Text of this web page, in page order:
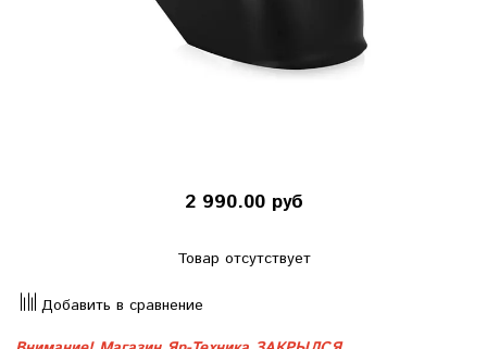
2 990.00 руб
Товар отсутствует
Добавить в сравнение